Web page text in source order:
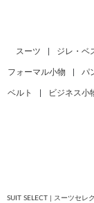
スーツ ジレ・ベ
フォーマル小物 パ
ベルト ビジネス小
SUIT SELECT | スーツセレ